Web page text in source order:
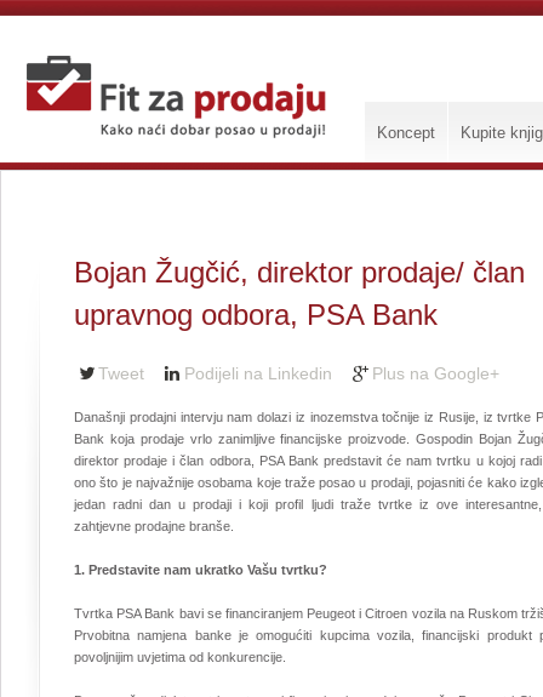
Koncept Kupite
Bojan Žugčić, direktor prodaje/ član
upravnog odbora, PSA Bank
Tweet Podijeli na Linkedin Plus na Google+
Današnji prodajni intervju nam dolazi iz inozemstva točnije iz Rusije, iz tvrtke
Bank koja prodaje vrlo zanimljive financijske proizvode. Gospodin Bojan
direktor prodaje i član odbora, PSA Bank predstavit će nam tvrtku u kojoj
ono što je najvažnije osobama koje traže posao u prodaji, pojasniti će kako
jedan radni dan u prodaji i koji profil ljudi traže tvrtke iz ove
zahtjevne prodajne branše.
1. Predstavite nam ukratko Vašu tvrtku?
Tvrtka PSA Bank bavi se financiranjem Peugeot i Citroen vozila na Ruskom
Prvobitna namjena banke je omogućiti kupcima vozila, financijski produkt
povoljnijim uvjetima od konkurencije.